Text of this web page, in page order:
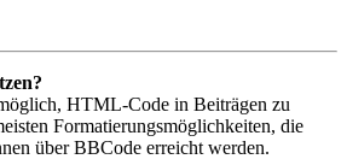
HTML-Code in Beiträgen zu
Formatierungsmöglichkeiten, die
über BBCode erreicht werden.